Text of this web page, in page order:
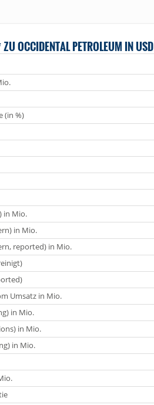
OCCIDENTAL PETROLEUM IN USD
(in %)
in Mio.
in Mio.
reported) in Mio.
Umsatz in Mio.
in Mio.
in Mio.
in Mio.